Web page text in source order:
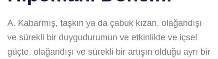
A. Kabarmış, taşkın ya da çabuk kızan, olağandışı
ve sürekli bir duygudurumun ve etkinlikte ve içsel
güçte, olağandışı ve sürekli bir artışın olduğu ayrı bir